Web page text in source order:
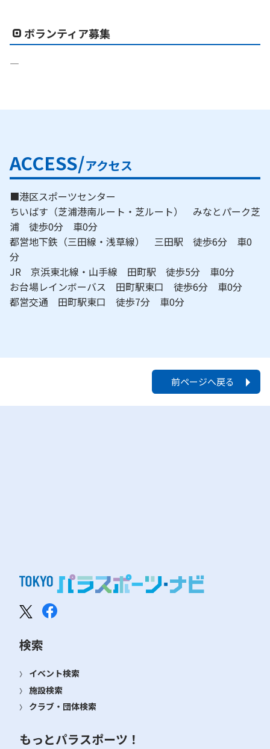
ボランティア募集
―
ACCESS/アクセス
■港区スポーツセンター
ちいばす（芝浦港南ルート・芝ルート） みなとパーク芝
浦 徒歩0分 車0分
都営地下鉄（三田線・浅草線） 三田駅 徒歩6分 車0
分
JR 京浜東北線・山手線 田町駅 徒歩5分 車0分
お台場レインボーバス 田町駅東口 徒歩6分 車0分
都営交通 田町駅東口 徒歩7分 車0分
前ページへ戻る
検索
イベント検索
施設検索
クラブ・団体検索
もっとパラスポーツ！